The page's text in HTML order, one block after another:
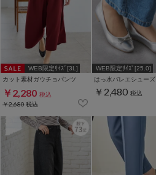
WEB限定ｻｲｽﾞ[3L]
カット素材ガウチョパンツ
￥2,280 税込
￥2,680税込
WEB限定ｻｲｽﾞ[25.0]
はっ水バレエシューズ
￥2,480 税込